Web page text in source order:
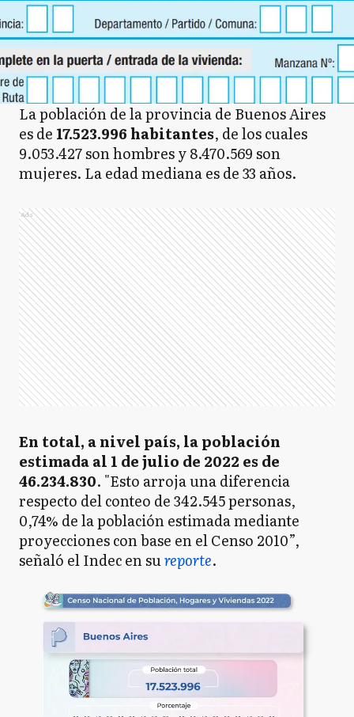
La población de la provincia de Buenos Aires
es de 17.523.996 habitantes, de los cuales
9.053.427 son hombres y 8.470.569 son
mujeres. La edad mediana es de 33 años.
Ads
En total, a nivel país, la población
estimada al 1 de julio de 2022 es de
46.234.830. "Esto arroja una diferencia
respecto del conteo de 342.545 personas,
0,74% de la población estimada mediante
proyecciones con base en el Censo 2010”,
señaló el Indec en sureporte.